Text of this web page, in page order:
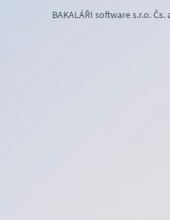
BAKALÁŘI software s.r.o.Čs.